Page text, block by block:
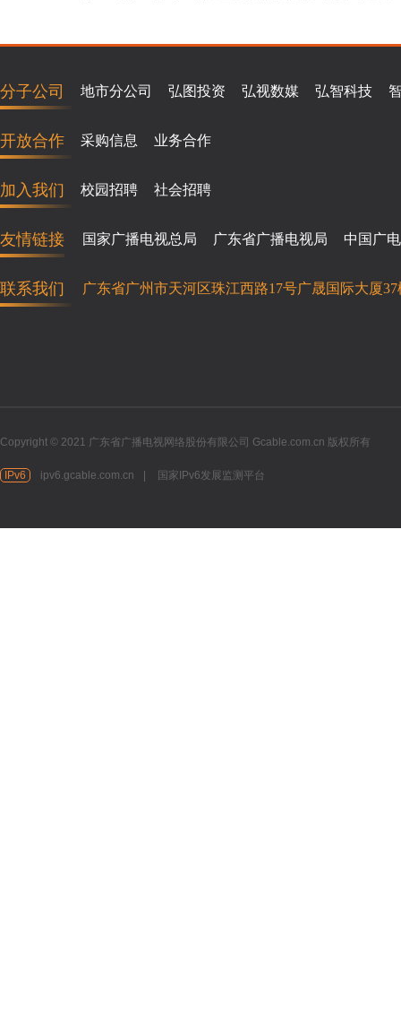
分子公司 地市分公司 弘图投资 弘视数媒 弘智科技
开放合作 采购信息 业务合作
加入我们 校园招聘 社会招聘
友情链接 国家广播电视总局 广东省广播电视局 中国广电
联系我们 广东省广州市天河区珠江西路17号广晟国际大厦37
Copyright © 2021 广东省广播电视网络股份有限公司 Gcable.com.cn 版权所有
IPv6 ipv6.gcable.com.cn | 国家IPv6发展监测平台